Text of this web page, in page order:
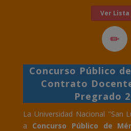
Ver Lista
Concurso Público
Contrato
Pregrado
La Universidad Nacional "San
a Concurso Público de